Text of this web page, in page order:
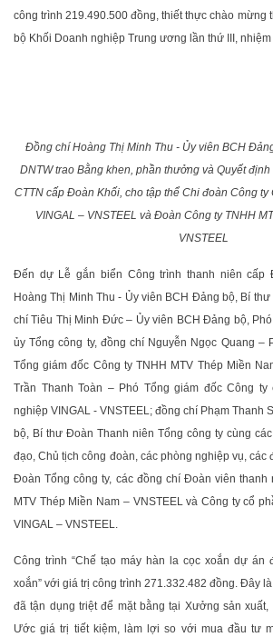
công trình 219.490.500 đồng, thiết thực chào mừng
bộ Khối Doanh nghiệp Trung ương lần thứ III, nhiệm
Đồng chí Hoàng Thị Minh Thu - Ủy viên BCH
DNTW trao Bằng khen, phần thưởng và Quyết
CTTN cấp Đoàn Khối, cho tập thể Chi đoàn Công ty
VINGAL – VNSTEEL và Đoàn Công ty TNHH
VNSTEEL
Đến dự Lễ gắn biển Công trình thanh niên cấp
Hoàng Thị Minh Thu - Ủy viên BCH Đảng bộ, Bí
chí Tiêu Thị Minh Đức – Ủy viên BCH Đảng bộ,
ủy Tổng công ty, đồng chí Nguyễn Ngọc Quang –
Tổng giám đốc Công ty TNHH MTV Thép Miền
Trần Thanh Toàn – Phó Tổng giám đốc Công ty
nghiệp VINGAL - VNSTEEL; đồng chí Phạm Thanh
bộ, Bí thư Đoàn Thanh niên Tổng công ty cùng
đạo, Chủ tịch công đoàn, các phòng nghiệp vụ, các
Đoàn Tổng công ty, các đồng chí Đoàn viên thanh
MTV Thép Miền Nam – VNSTEEL và Công ty cổ
VINGAL – VNSTEEL.
Công trình “Chế tạo máy hàn la cọc xoắn dự án
xoắn” với giá trị công trình 271.332.482 đồng. Đây
đã tận dụng triệt để mặt bằng tại Xưởng sản
Ước giá trị tiết kiệm, làm lợi so với mua đầu tư